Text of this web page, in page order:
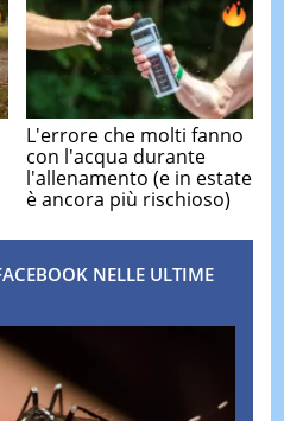
L'errore che molti fanno
con l'acqua durante
l'allenamento (e in estate
è ancora più rischioso)
NELLE ULTIME